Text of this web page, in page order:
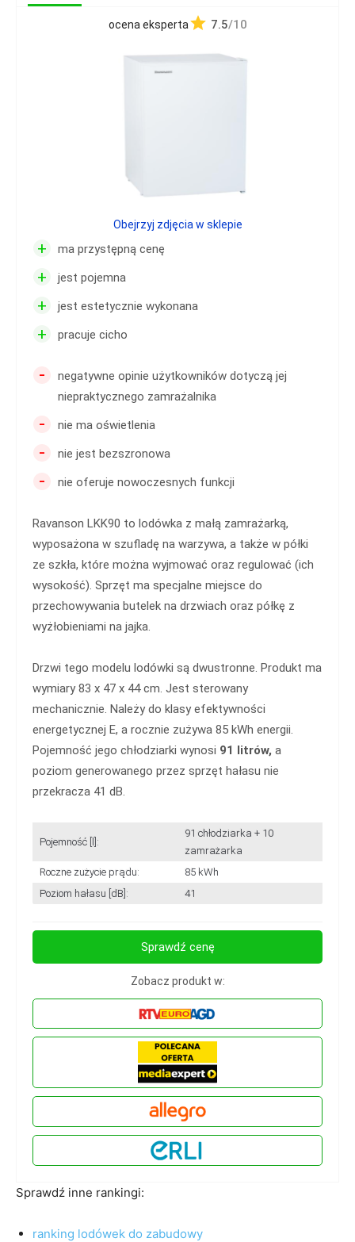
ocena eksperta 7.5/10
+ ma przystępną cenę
+ jest pojemna
+ jest estetycznie wykonana
+ pracuje cicho
-
negatywne opinie użytkowników dotyczą jej
niepraktycznego zamrażalnika
- nie ma oświetlenia
- nie jest bezszronowa
- nie oferuje nowoczesnych funkcji
Ravanson LKK90 to lodówka z małą zamrażarką,
wyposażona w szufladę na warzywa, a także w półki
ze szkła, które można wyjmować oraz regulować (ich
wysokość). Sprzęt ma specjalne miejsce do
przechowywania butelek na drzwiach oraz półkę z
wyżłobieniami na jajka.
Drzwi tego modelu lodówki są dwustronne. Produkt ma
wymiary 83 x 47 x 44 cm. Jest sterowany
mechanicznie. Należy do klasy efektywności
energetycznej E, a rocznie zużywa 85 kWh energii.
Pojemność jego chłodziarki wynosi 91 litrów, a
poziom generowanego przez sprzęt hałasu nie
przekracza 41 dB.
Pojemność [l]:
91 chłodziarka + 10
zamrażarka
Roczne zużycie prądu:
85 kWh
Poziom hałasu [dB]:
41
Obejrzyj zdjęcia w sklepie
Sprawdź cenę
Zobacz produkt w:
Sprawdź inne rankingi:
ranking lodówek do zabudowy